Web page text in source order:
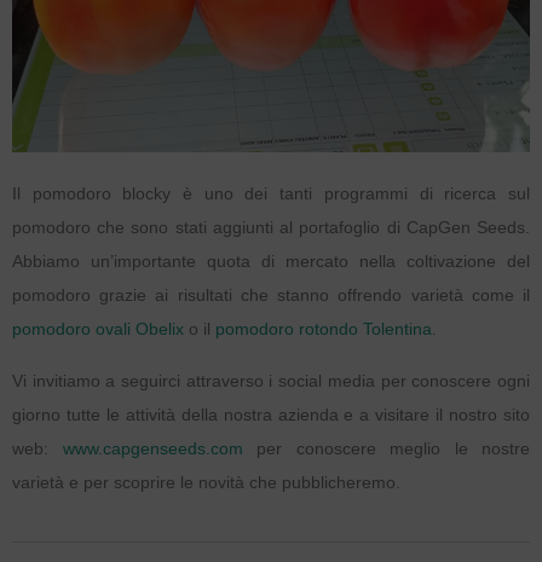
Il pomodoro blocky è uno dei tanti programmi di ricerca sul
pomodoro che sono stati aggiunti al portafoglio di CapGen Seeds.
Abbiamo un’importante quota di mercato nella coltivazione del
pomodoro grazie ai risultati che stanno offrendo varietà come il
pomodoro ovali Obelix o il pomodoro rotondo Tolentina.
Vi invitiamo a seguirci attraverso i social media per conoscere ogni
giorno tutte le attività della nostra azienda e a visitare il nostro sito
web: www.capgenseeds.com per conoscere meglio le nostre
varietà e per scoprire le novità che pubblicheremo.